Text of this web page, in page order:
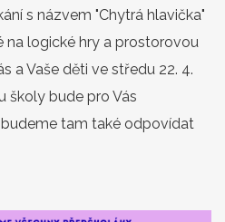
s názvem "Chytrá hlavička"
logické hry a prostorovou
a Vaše děti ve středu 22. 4.
školy bude pro Vás
budeme tam také odpovídat